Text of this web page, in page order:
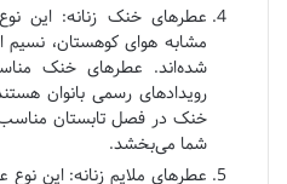
عطرهای خنک زنانه: این
مشابه هوای کوهستان،
شده‌اند. عطرهای خنک
رویدادهای رسمی بانوان
خنک در فصل تابستان
شما می‌بخشد.
عطرهای ملایم زنانه: این نوع